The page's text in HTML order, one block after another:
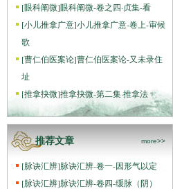
[眼科阐微]眼科阐微-卷之四·贞集-看
[小儿推拿广意]小儿推拿广意-卷上-审候
歌
[曹仁伯医案论]曹仁伯医案论-又未录住
址
[推拿抉微]推拿抉微-第二集·推拿法
推荐文章 more>>
[脉诀汇辨]脉诀汇辨-卷一-因形气以定
[脉诀汇辨]脉诀汇辨-卷四-缓脉（阴）